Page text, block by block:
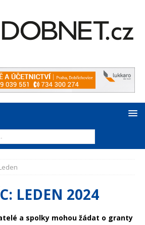
LEDEN 2024
a spolky mohou žádat o granty